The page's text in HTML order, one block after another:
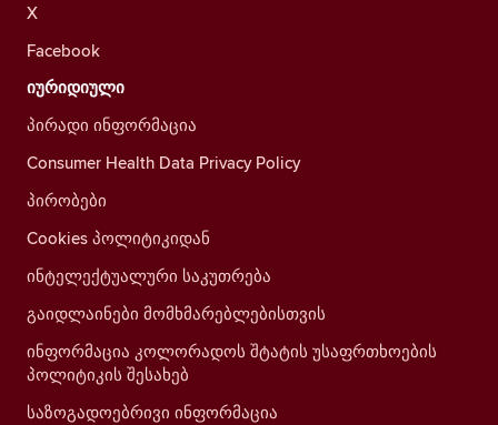
X
Facebook
იურიდიული
პირადი ინფორმაცია
Consumer Health Data Privacy Policy
პირობები
Cookies პოლიტიკიდან
ინტელექტუალური საკუთრება
გაიდლაინები მომხმარებლებისთვის
ინფორმაცია კოლორადოს შტატის უსაფრთხოების
პოლიტიკის შესახებ
საზოგადოებრივი ინფორმაცია